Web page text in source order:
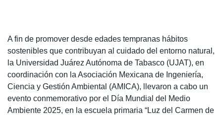
A fin de promover desde edades tempranas hábitos
sostenibles que contribuyan al cuidado del entorno natural,
la Universidad Juárez Autónoma de Tabasco (UJAT), en
coordinación con la Asociación Mexicana de Ingeniería,
Ciencia y Gestión Ambiental (AMICA), llevaron a cabo un
evento conmemorativo por el Día Mundial del Medio
Ambiente 2025, en la escuela primaria “Luz del Carmen de